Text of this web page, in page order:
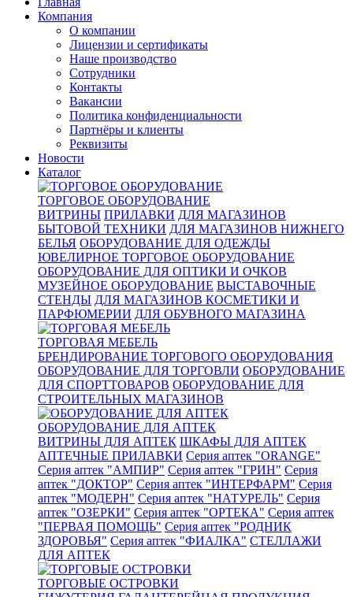
Компания
О компании
Лицензии и сертификаты
Наше производство
Сотрудники
Контакты
Вакансии
Политика конфиденциальности
Партнёры и клиенты
Реквизиты
Новости
Каталог
ТОРГОВОЕ ОБОРУДОВАНИЕ
ВИТРИНЫ ПРИЛАВКИ ДЛЯ МАГАЗИНОВ
БЫТОВОЙ ТЕХНИКИ ДЛЯ МАГАЗИНОВ НИЖНЕГО
БЕЛЬЯ ОБОРУДОВАНИЕ ДЛЯ ОДЕЖДЫ
ЮВЕЛИРНОЕ ТОРГОВОЕ ОБОРУДОВАНИЕ
ОБОРУДОВАНИЕ ДЛЯ ОПТИКИ И ОЧКОВ
МУЗЕЙНОЕ ОБОРУДОВАНИЕ ВЫСТАВОЧНЫЕ
СТЕНДЫ ДЛЯ МАГАЗИНОВ КОСМЕТИКИ И
ПАРФЮМЕРИИ ДЛЯ ОБУВНОГО МАГАЗИНА
ТОРГОВАЯ МЕБЕЛЬ
БРЕНДИРОВАНИЕ ТОРГОВОГО ОБОРУДОВАНИЯ
ОБОРУДОВАНИЕ ДЛЯ ТОРГОВЛИ ОБОРУДОВАНИЕ
ДЛЯ СПОРТТОВАРОВ ОБОРУДОВАНИЕ ДЛЯ
СТРОИТЕЛЬНЫХ МАГАЗИНОВ
ОБОРУДОВАНИЕ ДЛЯ АПТЕК
ВИТРИНЫ ДЛЯ АПТЕК ШКАФЫ ДЛЯ АПТЕК
АПТЕЧНЫЕ ПРИЛАВКИ Серия аптек "ORANGE"
Серия аптек "АМПИР" Серия аптек "ГРИН" Серия
аптек "ДОКТОР" Серия аптек "ИНТЕРФАРМ" Серия
аптек "МОДЕРН" Серия аптек "НАТУРЕЛЬ" Серия
аптек "ОЗЕРКИ" Серия аптек "ОРТЕКА" Серия аптек
"ПЕРВАЯ ПОМОЩЬ" Серия аптек "РОДНИК
ЗДОРОВЬЯ" Серия аптек "ФИАЛКА" СТЕЛЛАЖИ
ДЛЯ АПТЕК
ТОРГОВЫЕ ОСТРОВКИ